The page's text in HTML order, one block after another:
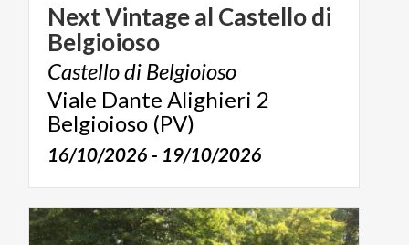
NextVintageal Castellodi
Belgioioso
Castellodi Belgioioso
Viale Dante Alighieri 2
Belgioioso (PV)
16/10/2026 - 19/10/2026